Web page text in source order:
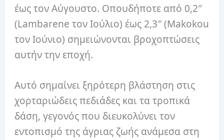
έως τον Αύγουστο. Οπουδήποτε από 0,2″
(Lambarene τον Ιούλιο) έως 2,3″ (Makokou
τον Ιούνιο) σημειώνονται βροχοπτώσεις
αυτήν την εποχή.
Αυτό σημαίνει ξηρότερη βλάστηση στις
χορταριώδεις πεδιάδες και τα τροπικά
δάση, γεγονός που διευκολύνει τον
εντοπισμό της άγριας ζωής ανάμεσα στη